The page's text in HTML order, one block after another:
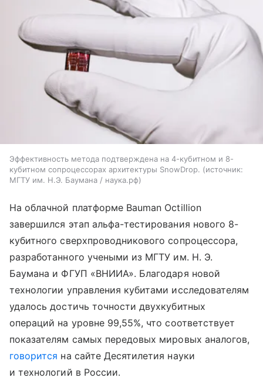
Эффективность метода подтверждена на 4-кубитном и 8-
кубитном сопроцессорах архитектуры SnowDrop.
источник:
МГТУ им. Н.Э. Баумана / наука.рф
На облачной платформе Bauman Octillion
завершился этап альфа-тестирования нового 8-
кубитного сверхпроводникового сопроцессора,
разработанного учеными из МГТУ им. Н. Э.
Баумана и ФГУП «ВНИИА». Благодаря новой
технологии управления кубитами исследователям
удалось достичь точности двухкубитных
операций на уровне 99,55%, что соответствует
показателям самых передовых мировых аналогов,
говорится на сайте Десятилетия науки
и технологий в России.